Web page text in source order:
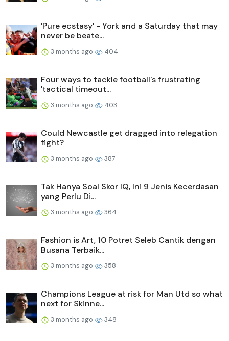
'Pure ecstasy' - York and a Saturday that may
never be beate...
3 months ago 404
Four ways to tackle football's frustrating
'tactical timeout...
3 months ago 403
Could Newcastle get dragged into relegation
fight?
3 months ago 387
Tak Hanya Soal Skor IQ, Ini 9 Jenis Kecerdasan
yang Perlu Di...
3 months ago 364
Fashion is Art, 10 Potret Seleb Cantik dengan
Busana Terbaik...
3 months ago 358
Champions League at risk for Man Utd so what
next for Skinne...
3 months ago 348